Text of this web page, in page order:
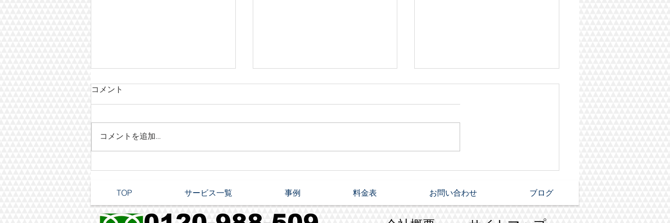
奈良県 ゴミ屋敷片付け
コメント
コメントを追加…
TOP サービス一覧 事例 料金表 お問い合わせ ブログ